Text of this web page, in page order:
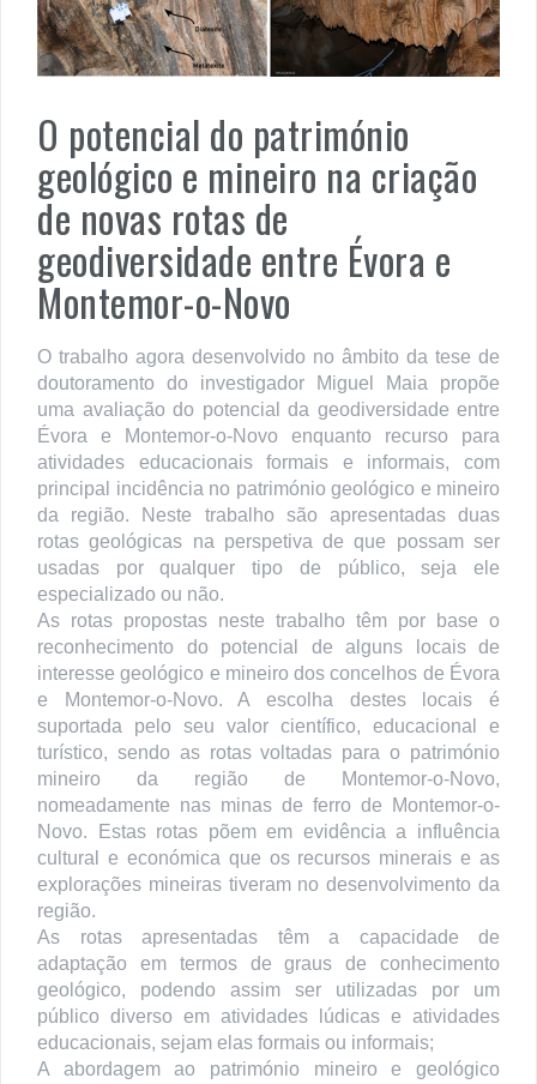
O potencial do património
geológico e mineiro na criação
de novas rotas de
geodiversidade entre Évora e
Montemor-o-Novo
O trabalho agora desenvolvido no âmbito da tese de
doutoramento do investigador Miguel Maia propõe
uma avaliação do potencial da geodiversidade entre
Évora e Montemor-o-Novo enquanto recurso para
atividades educacionais formais e informais, com
principal incidência no património geológico e mineiro
da região. Neste trabalho são apresentadas duas
rotas geológicas na perspetiva de que possam ser
usadas por qualquer tipo de público, seja ele
especializado ou não.
As rotas propostas neste trabalho têm por base o
reconhecimento do potencial de alguns locais de
interesse geológico e mineiro dos concelhos de Évora
e Montemor-o-Novo. A escolha destes locais é
suportada pelo seu valor científico, educacional e
turístico, sendo as rotas voltadas para o património
mineiro da região de Montemor-o-Novo,
nomeadamente nas minas de ferro de Montemor-o-
Novo. Estas rotas põem em evidência a influência
cultural e económica que os recursos minerais e as
explorações mineiras tiveram no desenvolvimento da
região.
As rotas apresentadas têm a capacidade de
adaptação em termos de graus de conhecimento
geológico, podendo assim ser utilizadas por um
público diverso em atividades lúdicas e atividades
educacionais, sejam elas formais ou informais;
A abordagem ao património mineiro e geológico